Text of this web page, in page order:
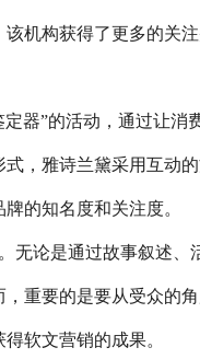
机构获得了更多的关注
器”的活动，通过让消
，雅诗兰黛采用互动
的知名度和关注度。
无论是通过故事叙述
重要的是要从受众的
软文营销的成果。